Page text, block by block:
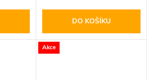
DO KOŠÍKU
Akce